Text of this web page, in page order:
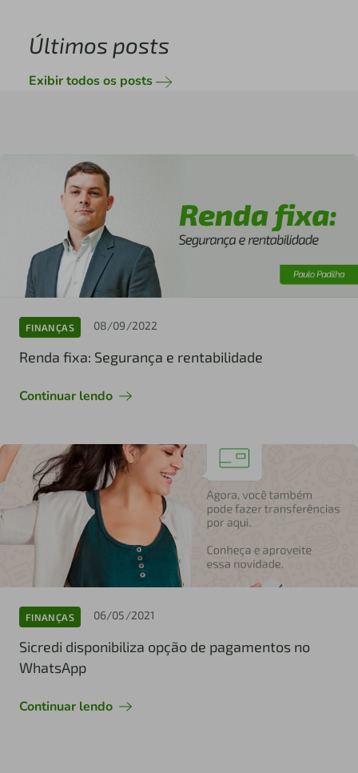
Últimos posts
Exibir todos os posts
FINANÇAS 08/09/2022
Renda fixa: Segurança e rentabilidade
Continuar lendo
FINANÇAS 06/05/2021
Sicredi disponibiliza opção de pagamentos no
WhatsApp
Continuar lendo